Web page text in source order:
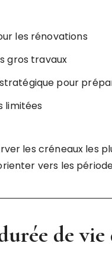
les rénovations
gros travaux
pour
limitées
les créneaux les
vers les
de